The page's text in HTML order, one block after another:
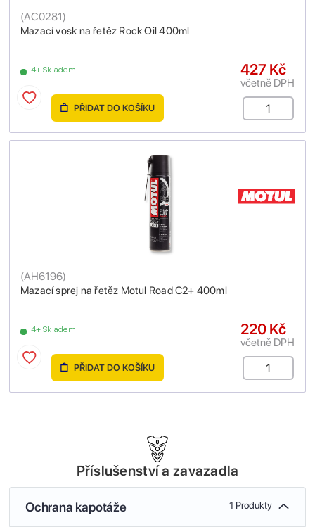
Mazací vosk na řetěz Rock Oil 400ml
(AC0281)
4+ Skladem 427 Kč
včetně DPH
PŘIDAT DO KOŠÍKU
Mazací sprej na řetěz Motul Road C2+ 400ml
(AH6196)
4+ Skladem 220 Kč
včetně DPH
PŘIDAT DO KOŠÍKU
Příslušenství a zavazadla
Ochrana kapotáže 1 Produkty